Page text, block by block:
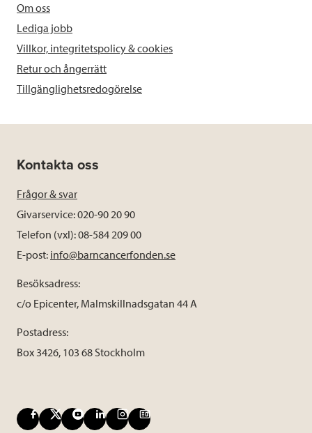
Om oss
Lediga jobb
Villkor, integritetspolicy & cookies
Retur och ångerrätt
Tillgänglighetsredogörelse
Kontakta oss
Frågor & svar
Givarservice: 020-90 20 90
Telefon (vxl): 08-584 209 00
E-post: info@barncancerfonden.se
Besöksadress:
c/o Epicenter, Malmskillnadsgatan 44 A
Postadress:
Box 3426, 103 68 Stockholm
F
X
Y
L
I
B